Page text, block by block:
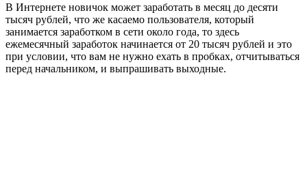
В Интернете новичок может заработать в месяц до десяти
тысяч рублей, что же касаемо пользователя, который
занимается заработком в сети около года, то здесь
ежемесячный заработок начинается от 20 тысяч рублей и это
при условии, что вам не нужно ехать в пробках, отчитываться
перед начальником, и выпрашивать выходные.